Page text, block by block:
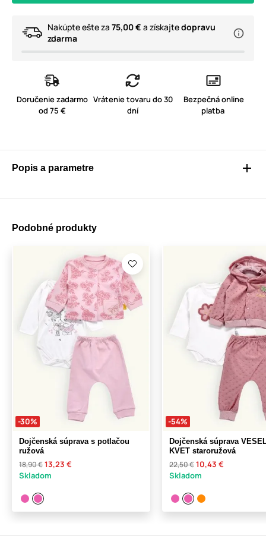
Nakúpte ešte za 75,00 € a získajtedopravu
zdarma
Doručenie zadarmo
od 75 €
Vrátenie tovaru do 30
dní
Bezpečná online
platba
Popis a parametre
Podobné produkty
-30%
Dojčenská súprava s potlačou
ružová
18,90 €13,23 €
Skladom
-54%
Dojčenská súprava
KVET staroružová
22,50 €10,43 €
Skladom